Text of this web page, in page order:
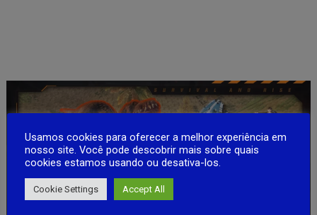
Usamos cookies para oferecer a melhor experiência em
nosso site. Você pode descobrir mais sobre quais
cookies estamos usando ou desativa-los.
Cookie Settings Accept All